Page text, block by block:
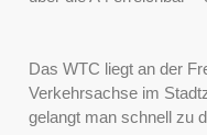
Das WTC liegt an der
Verkehrsachse im
gelangt man schnell zu